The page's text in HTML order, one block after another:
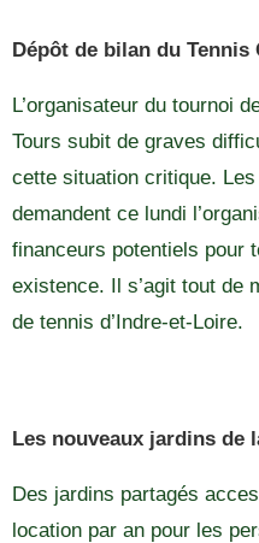
Dépôt de bilan du
L’organisateur du tournoi
Tours subit de graves
cette situation critique.
demandent ce lundi
financeurs potentiels pour
existence. Il s’agit tout de
de tennis d’Indre-et-Loire.
Les nouveaux jardins
Des jardins partagés
location par an pour les